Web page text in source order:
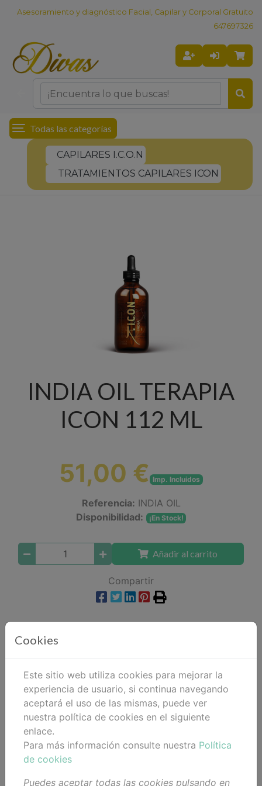
Asesoramiento y diagnóstico Facial, Capilar y Corporal Gratuito
647697326
Todas las categorías
CAPILARES I.C.O.N
TRATAMIENTOS CAPILARES ICON
INDIA OIL TERAPIA
ICON 112 ML
51,00 € Imp. Incluidos
Referencia: INDIA OIL
Disponibilidad:
¡En Stock!
Añadir al carrito
Compartir
Detalles
Adjuntos
Opiniones
Oil
EL CABELLO
Cookies
Este sitio web utiliza cookies para mejorar la
experiencia de usuario, si continua navegando
aceptará el uso de las mismas, puede ver
nuestra política de cookies en el siguiente
enlace.
Para más información consulte nuestra Política
de cookies
Puedes aceptar todas las cookies pulsando en